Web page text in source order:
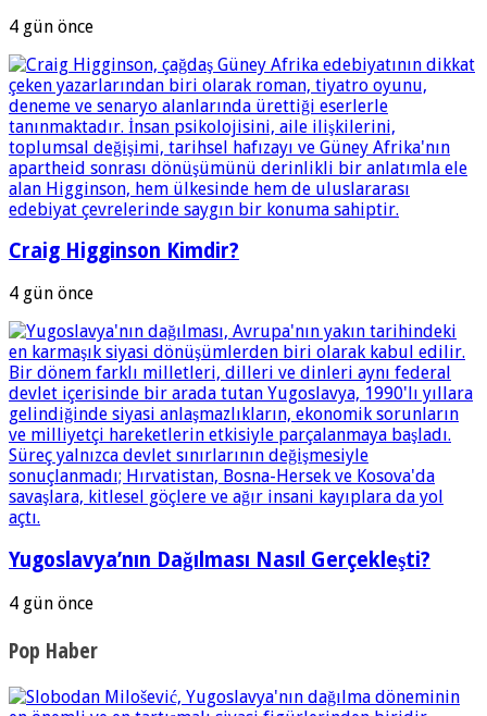
4 gün önce
Craig Higginson Kimdir?
4 gün önce
Yugoslavya’nın Dağılması Nasıl Gerçekleşti?
4 gün önce
Pop Haber